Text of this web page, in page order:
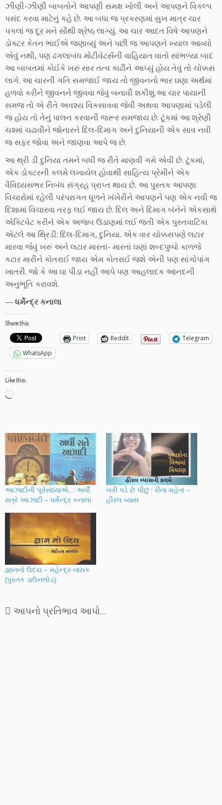
ઝીણી-ઝીણી બાબતોને આપણી સમક્ષ ખોલી અને આપણને વિકલ્પ
પસંદ કરવા માટેનું કહે છે. આ બધા જ પ્રકરણમાં સુખ માત્ર ચાર
પગલાં જ દૂર મને સૌથી શ્રેષ્ઠ લાગ્યું. આ ચાર આદત વિષે આપણને
ડોક્ટર કેતન ભાઈએ જણાવ્યું અને પછી જ આપણને ખ્યાલ આવ્યો
એવું નથી, પણ ઢગલાબંધ મોટીવેટર્સની વાહિયાત વાતો સાંભળ્યા બાદ
આ બાબતમાં કોઈકે ખરું સાર તત્વ કાઢીને આપ્યું હોય તેવું તો ચોક્કસ
લાગે. આ ચારની ગતિ સમજાઈ જાય તો જીવનનો ભાર ઘણા અર્થમાં
હળવો કરીને જીવનને જીવવા જેવું બનાવી શકીશું.આ ચાર પાયાની
સમજ તો એ રીતે અવશ્ય વિકસાવવા જેવી અથવા આપણામાં પડેલી
જ હોય તો તેનું પાલન કરવાની જરૂર સમજાય છે. ટૂંકમાં આ શ્રેણી
ચશ્માં ચઢાવીને જોનારને દિલ-દિમાગ અને દુનિયાની એક સાવ નવી
જ સફર જોવા અને જાણવા આપે જ છે.
આ થ્રી ડી દુનિયા તમને બધી જ રીતે માણવી ગમે એવી છે. ટૂંકમાં,
એક ડોક્ટરની કલમે લખાયેલ હોવાથી સાહિત્ય પ્રેમીને એક
વૈવિધ્યસભર નિબંધ સંગ્રહ પ્રાપ્ત થાય છે. આ પુસ્તક આપણા
વિચારોમાં રહેલી પરંપરાગત ધૂળને ખંખેરીને આપણને પણ એક નવી જ
દિશામાં વિચારવા તરફ લઈ જાય છે. દિલ અને દિમાગ બંનેને એકસાથે
એક્ટિવેટ કરીને એક અજબ ઉંડાણમાં લઈ જતી એક પુસ્તવાટિકા
એટલે આ થ્રિડી: દિલ-દિમાગ, દુનિયા. એક વાર ચોક્કસપણે લટાર
મારવા જેવું ખરું અને લટાર મારતાં- મારતાં ઘણાં શબ્દપુષ્પો કાળજે
કટાર મારીને કોતરાઈ જાય એમ કોતરાઈ જશે એની પણ સાંગોપાંગ
ખાતરી. જો કે આ ઘા પીડા નહીં આપે પણ આહલાદક આંનદની
અનુભૂતિ કરાવશે.
—ધર્મેન્દ્ર કનાલા
Share this:
Print Reddit
Telegram
WhatsApp
Like this:
Loading…
આઝાદીની પૂર્વસંધ્યાએ.. : અર્ધી
રાત્રે આઝાદી – ધર્મેન્દ્ર કનાલા
ખરી પડે છે પીંછું : રીના મહેતા –
હીરલ વ્યાસ
જ્ઞાનનો ઉદય – મહેન્દ્ર નાયક
(પુસ્તક ડાઉનલોડ)
આપનો પ્રતિભાવ આપો....